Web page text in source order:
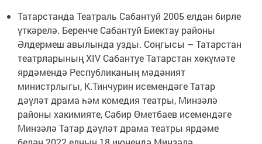
Татарстанда Театраль Сабантуй 2005 елдан бирле
үткәрелә. Беренче Сабантуй Биектау районы
Әлдермеш авылында узды. Соңгысы – Татарстан
театрларының XIV Сабантуе Татарстан хөкүмәте
ярдәмендә Республиканың мәдәният
министрлыгы, К.Тинчурин исемендәге Татар
дәүләт драма һәм комедия театры, Минзәлә
районы хакимияте, Сабир Өметбаев исемендәге
Минзәлә Татар дәүләт драма театры ярдәме